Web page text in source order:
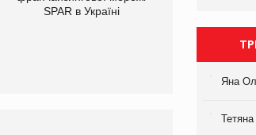
SPAR в Україні
Яна
Тетяна